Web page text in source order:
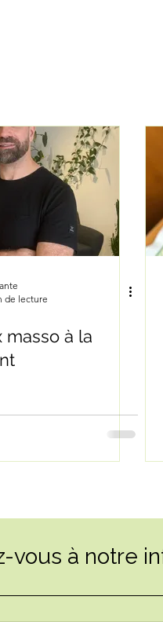
de lecture
masso à la
vous à notre